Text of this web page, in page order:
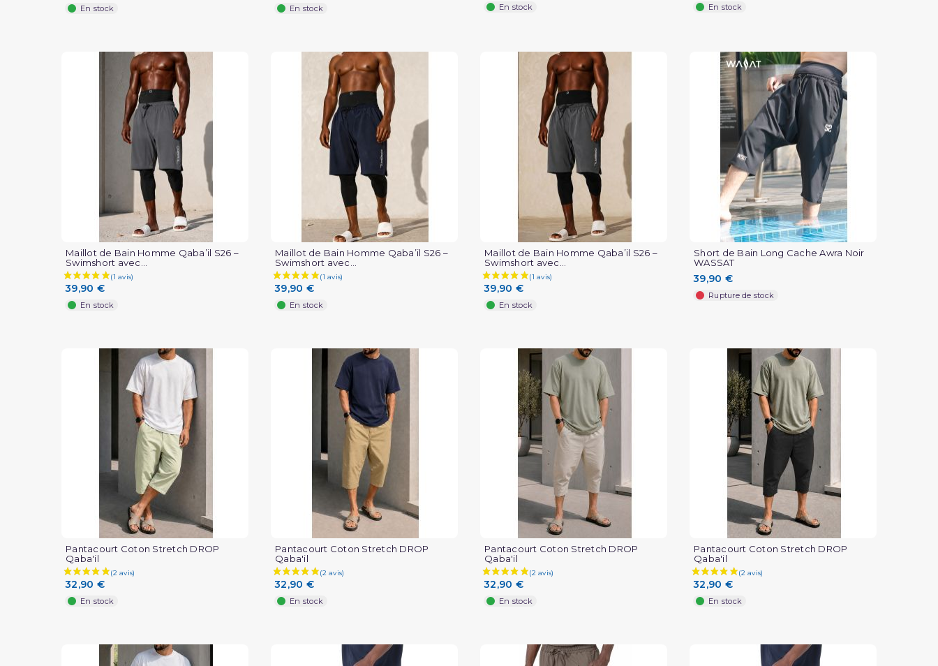
En stock En stock En stock En stock
Maillot de Bain Homme Qaba’il S26 –
Swimshort avec...
39,90 €
En stock
Maillot de Bain Homme Qaba’il S26 –
Swimshort avec...
39,90 €
En stock
Maillot de Bain Homme Qaba’il S26 –
Swimshort avec...
39,90 €
En stock
Short de Bain Long Cache Awra Noir
WASSAT
39,90 €
Rupture de stock
Pantacourt Coton Stretch DROP
Qaba'il
32,90 €
En stock
Pantacourt Coton Stretch DROP
Qaba'il
32,90 €
En stock
Pantacourt Coton Stretch DROP
Qaba'il
32,90 €
En stock
Pantacourt Coton Stretch DROP
Qaba'il
32,90 €
En stock